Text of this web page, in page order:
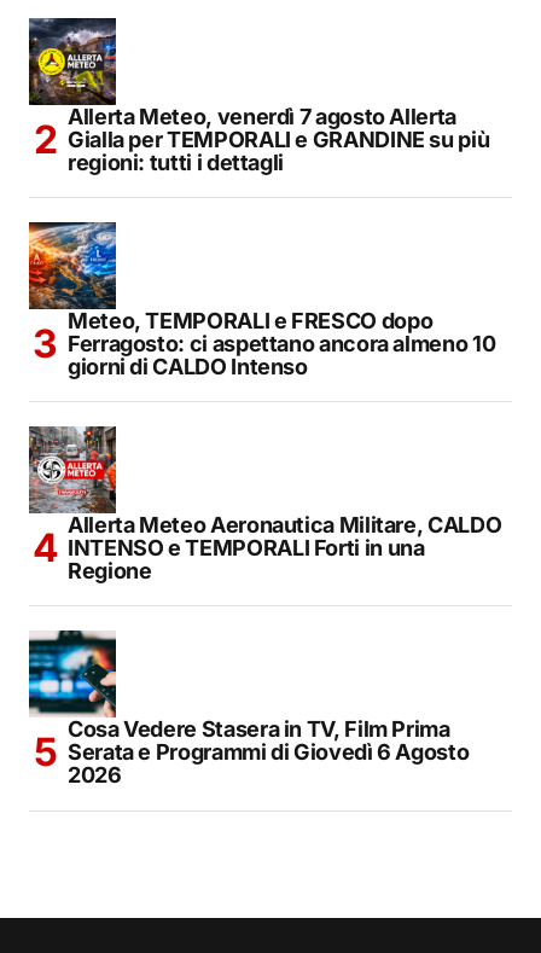
Allerta Meteo, venerdì 7 agosto Allerta
Gialla per TEMPORALI e GRANDINE su più
regioni: tutti i dettagli
Meteo, TEMPORALI e FRESCO dopo
Ferragosto: ci aspettano ancora almeno 10
giorni di CALDO Intenso
Allerta Meteo Aeronautica Militare, CALDO
INTENSO e TEMPORALI Forti in una
Regione
Cosa Vedere Stasera in TV, Film Prima
Serata e Programmi di Giovedì 6 Agosto
2026